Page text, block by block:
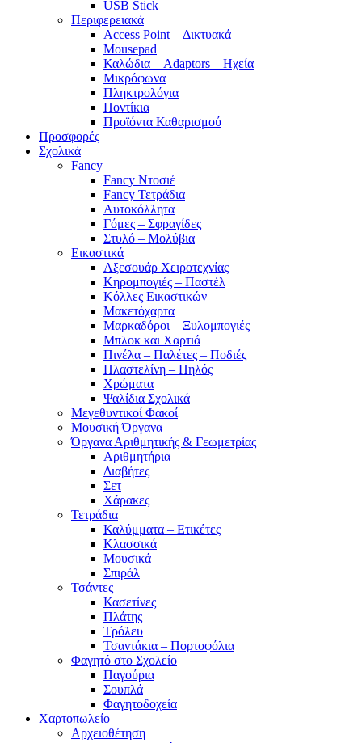
USB Stick
Περιφερειακά
Access Point – Δικτυακά
Mousepad
Καλώδια – Adaptors – Ηχεία
Μικρόφωνα
Πληκτρολόγια
Ποντίκια
Προϊόντα Καθαρισμού
Προσφορές
Σχολικά
Fancy
Fancy Ντοσιέ
Fancy Τετράδια
Αυτοκόλλητα
Γόμες – Σφραγίδες
Στυλό – Μολύβια
Εικαστικά
Αξεσουάρ Χειροτεχνίας
Κηρομπογιές – Παστέλ
Κόλλες Εικαστικών
Μακετόχαρτα
Μαρκαδόροι – Ξυλομπογιές
Μπλοκ και Χαρτιά
Πινέλα – Παλέτες – Ποδιές
Πλαστελίνη – Πηλός
Χρώματα
Ψαλίδια Σχολικά
Μεγεθυντικοί Φακοί
Μουσική Όργανα
Όργανα Αριθμητικής & Γεωμετρίας
Αριθμητήρια
Διαβήτες
Σετ
Χάρακες
Τετράδια
Καλύμματα – Ετικέτες
Κλασσικά
Μουσικά
Σπιράλ
Τσάντες
Κασετίνες
Πλάτης
Τρόλευ
Τσαντάκια – Πορτοφόλια
Φαγητό στο Σχολείο
Παγούρια
Σουπλά
Φαγητοδοχεία
Χαρτοπωλείο
Αρχειοθέτηση